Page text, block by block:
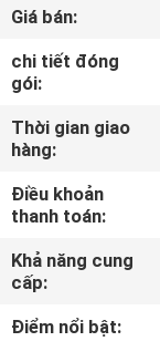
CHUYẾN
THAM
QUAN
NHÀ
MÁY
KIỂM
SOÁT
CHẤT
Giá bán:
chi tiết đóng
gói:
Thời gian giao
hàng:
Điều khoản
thanh toán:
Khả năng cung
cấp:
Điểm nổi bật: